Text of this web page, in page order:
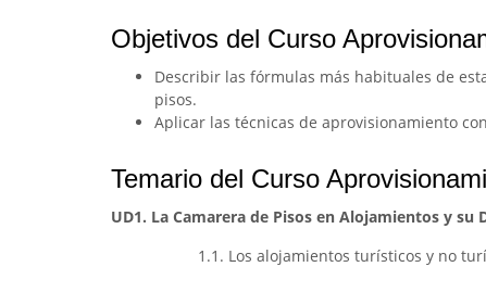
Objetivos del Curso
Describir las fórmulas más habituales de
pisos.
Aplicar las técnicas de aprovisionamiento
Temario del Curso
UD1. La Camarera de Pisos en Alojamientos y su
1.1. Los alojamientos turísticos y no